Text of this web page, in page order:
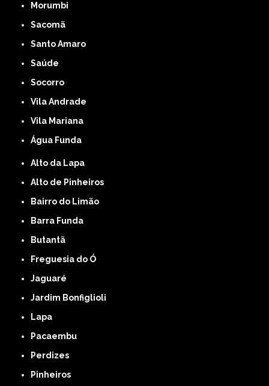
Morumbi
Sacomã
Santo Amaro
Saúde
Socorro
Vila Andrade
Vila Mariana
Água Funda
Alto da Lapa
Alto de Pinheiros
Bairro do Limão
Barra Funda
Butantã
Freguesia do Ó
Jaguaré
Jardim Bonfiglioli
Lapa
Pacaembu
Perdizes
Pinheiros